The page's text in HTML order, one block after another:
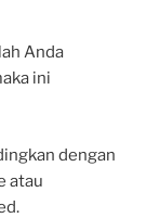
Anda
ini
dengan
atau